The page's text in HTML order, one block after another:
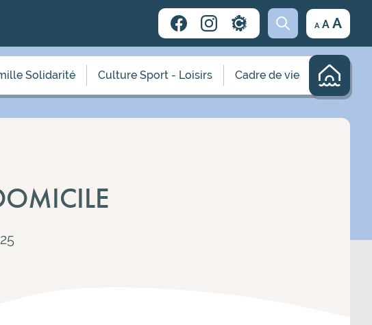
A
Decrease
font
size.
A Reset
font
size.
A
font
size.
Solidarité Culture Sport - Loisirs Cadre de vie